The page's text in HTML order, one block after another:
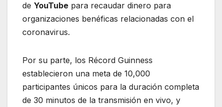
de YouTube para recaudar dinero para
organizaciones benéficas relacionadas con el
coronavirus.
Por su parte, los Récord Guinness
establecieron una meta de 10,000
participantes únicos para la duración completa
de 30 minutos de la transmisión en vivo, y